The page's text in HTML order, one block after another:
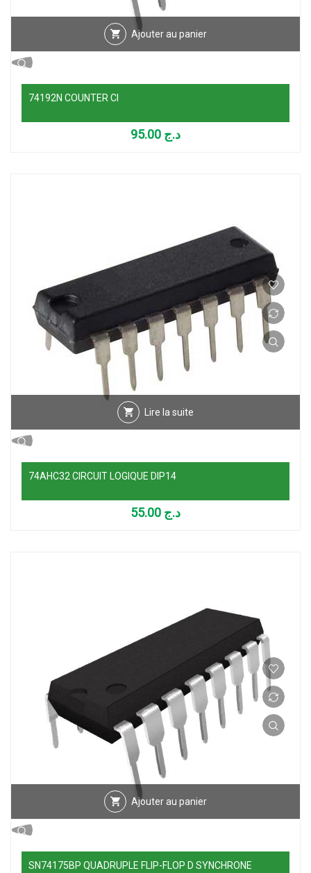
Ajouter au panier
74192N COUNTER CI
د.ج
Lire la suite
74AHC32 CIRCUIT LOGIQUE DIP14
د.ج
Ajouter au panier
SN74175BP QUADRUPLE FLIP-FLOP D SYNCHRONE